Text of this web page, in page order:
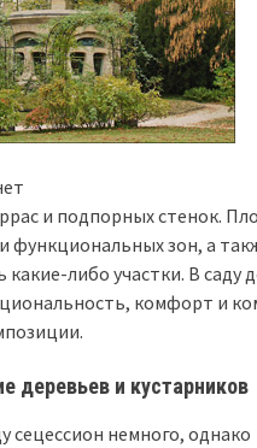
и подпорных стенок.
функциональных зон, а
либо участки. В
комфорт и
деревьев и кустарников
сецессион немного, однако